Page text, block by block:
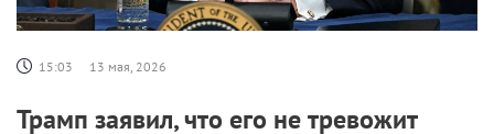
15:03 13 мая, 2026
Трамп заявил, что его не тревожит